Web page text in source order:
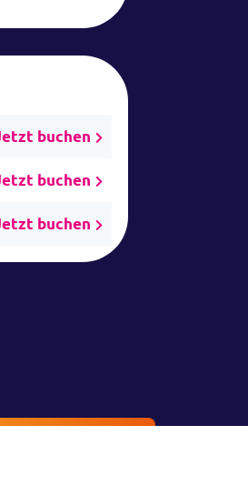
buchen
buchen
buchen